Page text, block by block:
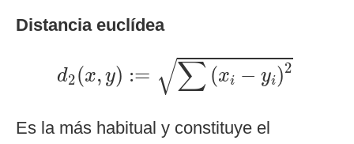
Distancia euclídea
d2(x, y) := √∑ (xi − yi)2
∑(xi−yi)2
Es la más habitual y constituye el